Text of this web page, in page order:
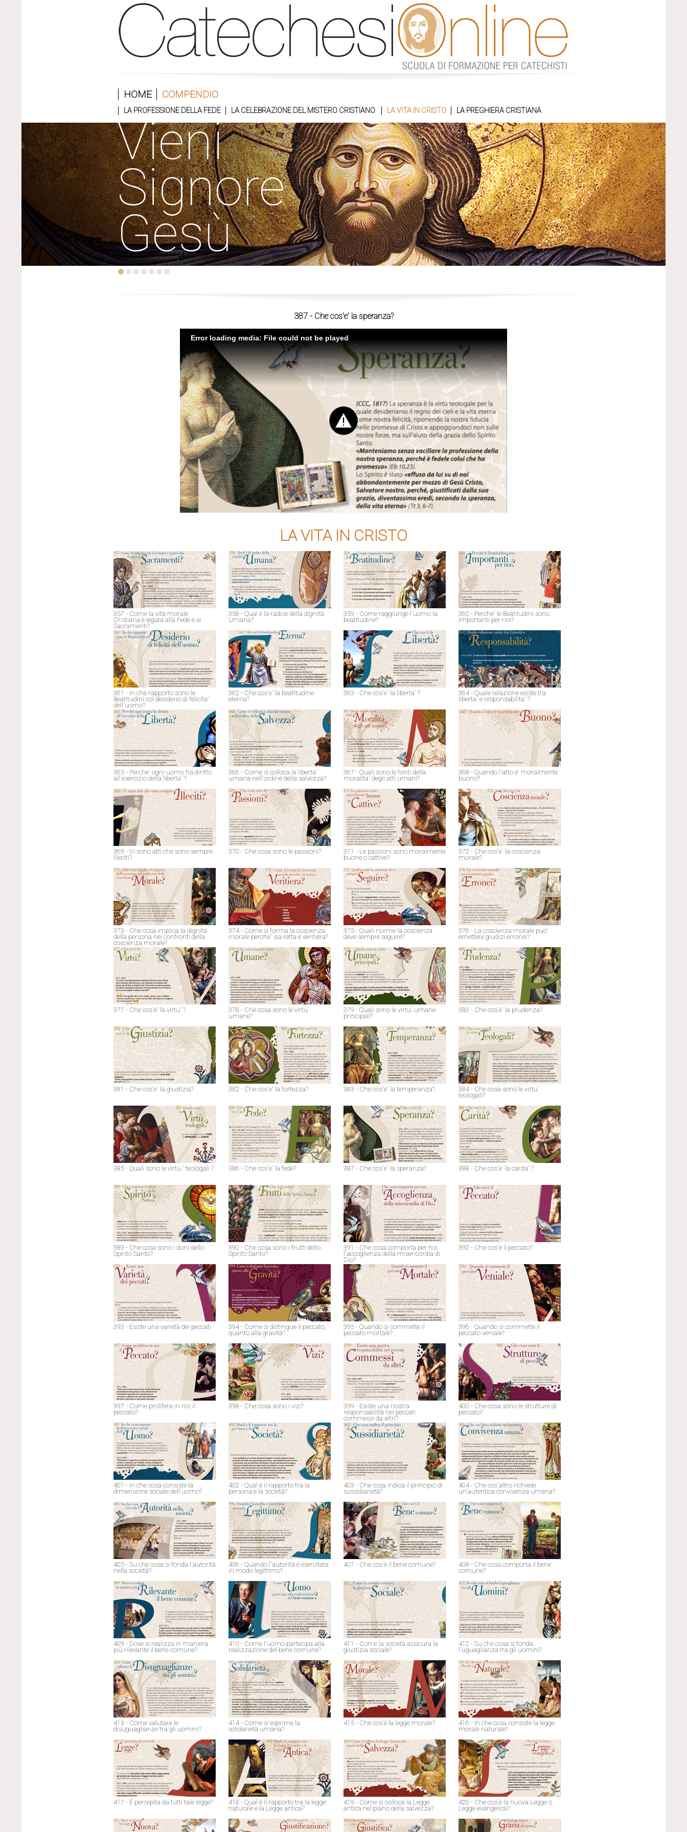
HOME COMPENDIO
LA PROFESSIONE DELLA FEDE LA CELEBRAZIONE DEL MISTERO CRISTIANO LA VITA IN CRISTO LA PREGHIERA CRISTIANA
Vieni
Signore
Gesù
387 - Che cos'e' la speranza?
Error loading media: File could not be played
LA VITA IN CRISTO
357 - Come la vita morale
Cristiana è legata alla Fede e ai
Sacramenti?
358 - Qual è la radice della dignità
Umana?
359 - Come raggiunge l'uomo la
beatitudine?
360 - Perche' le Beatitudini sono
importanti per noi?
361 - In che rapporto sono le
Beatitudini col desiderio di felicita'
dell'uomo?
362 - Che cos'e' la beatitudine
eterna?
363 - Che cos'e' la liberta' ?
364 - Quale relazione esiste tra
liberta' e responsabilita' ?
365 - Perche' ogni uomo ha diritto
all'esercizio della liberta' ?
366 - Come si colloca la liberta'
umana nell'ordine della salvezza?
367 - Quali sono le fonti della
moralita' degli atti umani?
368 - Quando l'atto e' moralmente
buono?
369 - Vi sono atti che sono sempre
illeciti?
370 - Che cosa sono le passioni?
371 - Le passioni sono moralmente
buone o cattive?
372 - Che cos'e' la coscienza
morale?
373 - Che cosa implica la dignita'
della persona nei confronti della
coscienza morale?
374 - Come si forma la coscienza
morale perche' sia retta e veritiera?
375 - Quali norme la coscienza
deve sempre seguire?
376 - La coscienza morale puo'
emettere giudizi erronei?
377 - Che cos'e' la virtu' ?
378 - Che cosa sono le virtu'
umane?
379 - Quali sono le virtu' umane
principali?
380 - Che cos'e' la prudenza?
381 - Che cos'e' la giustizia? 382 - Che cos'e' la fortezza? 383 - Che cos'e' la temperanza?
384 - Che cosa sono le virtu'
teologali?
385 - Quali sono le virtu ' teologali ? 386 - Che cos'e' la fede? 387 - Che cos'e' la speranza? 388 - Che cos'e' la carita' ?
389 - Che cosa sono i doni dello
Spirito Santo?
390 - Che cosa sono i frutti dello
Spirito Santo?
391 - Che cosa comporta per noi
l'accoglienza della misericordia di
Dio?
392 - Che cos'è il peccato?
393 - Esiste una varietà dei peccati
394 - Come si distingue il peccato,
quanto alla gravità?
395 - Quando si commette il
peccato mortale?
396 - Quando si commette il
peccato veniale?
397 - Come prolifera in noi il
peccato?
398 - Che cosa sono i vizi?
399 - Esiste una nostra
responsabilità nei peccati
commessi da altri?
400 - Che cosa sono le strutture di
peccato?
401 - In che cosa consiste la
dimensione sociale dell'uomo?
402 - Qual è il rapporto tra la
persona e la società?
403 - Che cosa indica il principio di
sussidiarietà?
404 - Che cos'altro richiede
un'autentica convivenza umana?
405 - Su che cosa si fonda l'autorità
nella società?
406 - Quando l'autorità è esercitata
in modo legittimo?
407 - Che cos'è il bene comune?
408 - Che cosa comporta il bene
comune?
409 - Dove si realizza in maniera
più rilevante il bene comune?
410 - Come l'uomo partecipa alla
realizzazione del bene comune?
411 - Come la società assicura la
giustizia sociale?
412 - Su che cosa si fonda
l'uguaglianza tra gli uomini?
413 - Come valutare le
disuguaglianze tra gli uomini?
414 - Come si esprime la
solidarietà umana?
415 - Che cos'è la legge morale?
416 - In che cosa consiste la legge
morale naturale?
417 - È percepita da tutti tale legge?
418 - Qual è il rapporto tra la legge
naturale e la Legge antica?
419 - Come si colloca la Legge
antica nel piano della salvezza?
420 - Che cos'è la nuova Legge o
Legge evangelica?